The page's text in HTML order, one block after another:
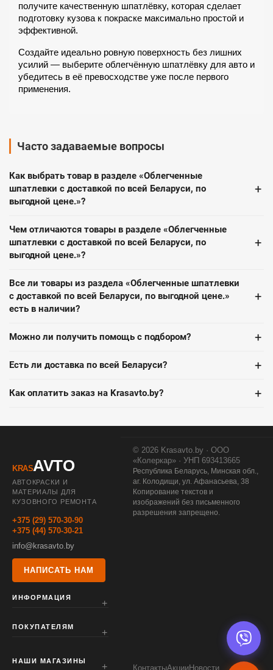
получите качественную шпатлёвку, которая сделает
подготовку кузова к покраске максимально простой и
эффективной.
Создайте идеально ровную поверхность без лишних
усилий — выберите облегчённую шпатлёвку для авто и
убедитесь в её превосходстве уже после первого
применения.
Часто задаваемые вопросы
Как выбрать товар в разделе «Облегченные
шпатлевки с доставкой по всей Беларуси, по
выгодной цене.»?
+
Чем отличаются товары в разделе «Облегченные
шпатлевки с доставкой по всей Беларуси, по
выгодной цене.»?
+
Все ли товары из раздела «Облегченные шпатлевки
с доставкой по всей Беларуси, по выгодной цене.»
есть в наличии?
+
Можно ли получить помощь с подбором? +
Есть ли доставка по всей Беларуси? +
Как оплатить заказ на Krasavto.by? +
KRASAVTO
АВТОКРАСКИ И
МАТЕРИАЛЫ ДЛЯ
КУЗОВНОГО РЕМОНТА
+375 (29) 570-30-90
+375 (44) 570-30-21
info@krasavto.by
НАПИСАТЬ НАМ
ИНФОРМАЦИЯ
ПОКУПАТЕЛЯМ
НАШИ МАГАЗИНЫ
© 2026 Krasavto.by · ООО
«Колеркар» · УНП 693413665
Республика Беларусь, Минская обл.,
аг. Колодищи, ул. Афанасьева, 38
Копирование текстов и
изображений без письменного
разрешения запрещено.
КонтактыАкцииНовости